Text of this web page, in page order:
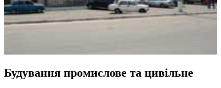
Будування промислове та цивільне